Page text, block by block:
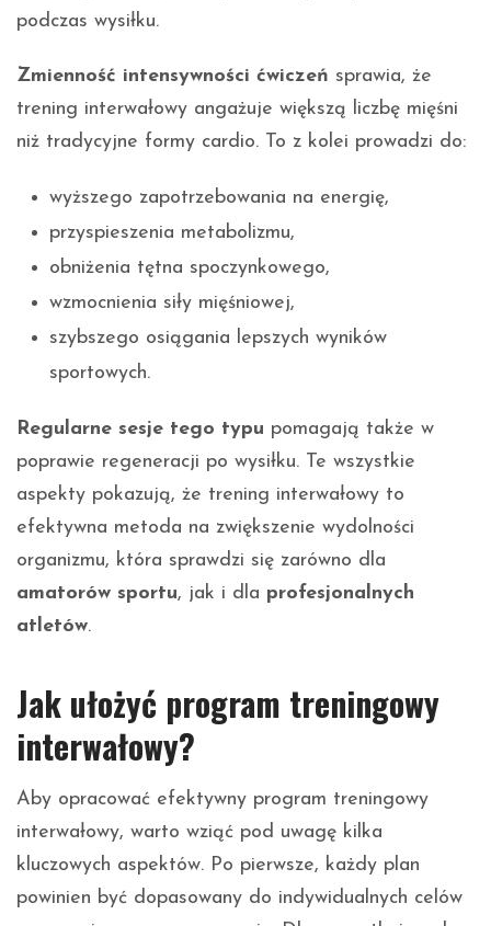
podczas wysiłku.
Zmienność intensywności ćwiczeń sprawia, że
trening interwałowy angażuje większą liczbę mięśni
niż tradycyjne formy cardio. To z kolei prowadzi do:
wyższego zapotrzebowania na energię,
przyspieszenia metabolizmu,
obniżenia tętna spoczynkowego,
wzmocnienia siły mięśniowej,
szybszego osiągania lepszych wyników
sportowych.
Regularne sesje tego typu pomagają także w
poprawie regeneracji po wysiłku. Te wszystkie
aspekty pokazują, że trening interwałowy to
efektywna metoda na zwiększenie wydolności
organizmu, która sprawdzi się zarówno dla
amatorów sportu, jak i dla profesjonalnych
atletów.
Jak ułożyć program treningowy
interwałowy?
Aby opracować efektywny program treningowy
interwałowy, warto wziąć pod uwagę kilka
kluczowych aspektów. Po pierwsze, każdy plan
powinien być dopasowany do indywidualnych celów